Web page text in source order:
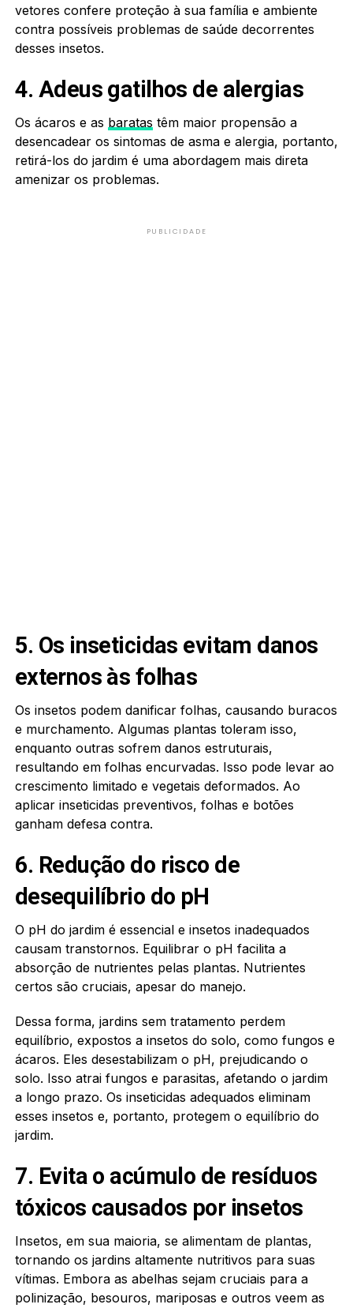
vetores confere proteção à sua família e ambiente
contra possíveis problemas de saúde decorrentes
desses insetos.
4. Adeus gatilhos de alergias
Os ácaros e as baratas têm maior propensão a
desencadear os sintomas de asma e alergia, portanto,
retirá-los do jardim é uma abordagem mais direta
amenizar os problemas.
PUBLICIDADE
5. Os inseticidas evitam danos
externos às folhas
Os insetos podem danificar folhas, causando buracos
e murchamento. Algumas plantas toleram isso,
enquanto outras sofrem danos estruturais,
resultando em folhas encurvadas. Isso pode levar ao
crescimento limitado e vegetais deformados. Ao
aplicar inseticidas preventivos, folhas e botões
ganham defesa contra.
6. Redução do risco de
desequilíbrio do pH
O pH do jardim é essencial e insetos inadequados
causam transtornos. Equilibrar o pH facilita a
absorção de nutrientes pelas plantas. Nutrientes
certos são cruciais, apesar do manejo.
Dessa forma, jardins sem tratamento perdem
equilíbrio, expostos a insetos do solo, como fungos e
ácaros. Eles desestabilizam o pH, prejudicando o
solo. Isso atrai fungos e parasitas, afetando o jardim
a longo prazo. Os inseticidas adequados eliminam
esses insetos e, portanto, protegem o equilíbrio do
jardim.
7. Evita o acúmulo de resíduos
tóxicos causados por insetos
Insetos, em sua maioria, se alimentam de plantas,
tornando os jardins altamente nutritivos para suas
vítimas. Embora as abelhas sejam cruciais para a
polinização, besouros, mariposas e outros veem as